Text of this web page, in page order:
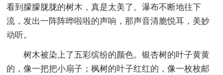
看到朦朦胧胧的树木，真是太美了。瀑布不断地往下
流，发出一阵阵哗啦啦的声响，那声音清脆悦耳，美妙
动听。
树木被染上了五彩缤纷的颜色。银杏树的叶子黄黄
的，像一把把小扇子；枫树的叶子红红的，像一枚枚邮